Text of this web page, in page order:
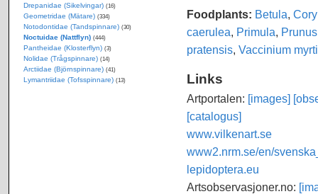
Foodplants: Betula,
caerulea, Primula, Prunus
pratensis, Vaccinium
Links
Artportalen: [images]
[catalogus]
www.vilkenart.se
www2.nrm.se/en/
lepidoptera.eu
Artsobservasjoner.no:
Drepanidae (Sikelvingar) (16)
Geometridae (Mätare) (334)
Notodontidae (Tandspinnare) (30)
Noctuidae (Nattflyn) (444)
Pantheidae (Klosterflyn) (3)
Nolidae (Trågspinnare) (14)
Arctiidae (Björnspinnare) (41)
Lymantriidae (Tofsspinnare) (13)